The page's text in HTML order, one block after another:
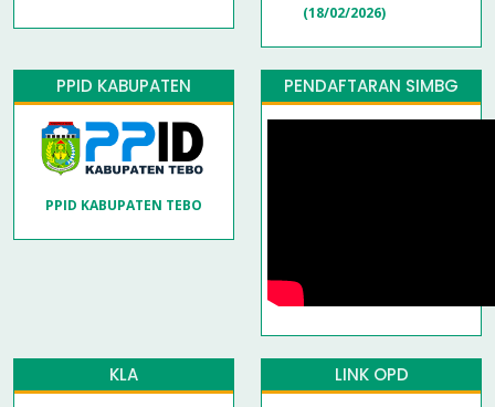
(18/02/2026)
PPID KABUPATEN
PPID KABUPATEN TEBO
PENDAFTARAN SIMBG
KLA LINK OPD